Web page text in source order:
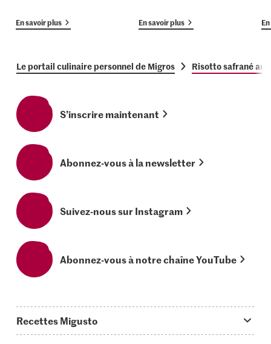
En savoir plus En savoir plus
Le portail culinaire personnel de Migros Risotto safrané
S’inscrire maintenant
Abonnez-vous à la newsletter
Suivez-nous sur Instagram
Abonnez-vous à notre chaîne YouTube
Recettes Migusto